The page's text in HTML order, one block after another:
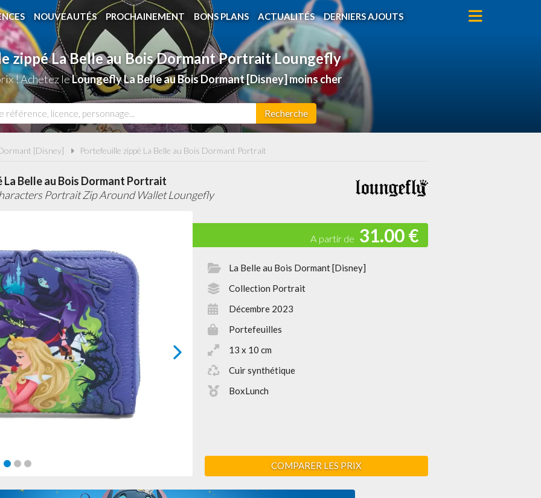
NOUVEAUTÉS PROCHAINEMENT BONS PLANS ACTUALITÉS DERNIERS AJOUTS
zippé La Belle au Bois Dormant Portrait Loungefly
! Achetez leLoungefly La Belle au Bois Dormant [Disney] moins cher
Recherche
[Disney] Portefeuille zippé La Belle au Bois Dormant Portrait
Belle au Bois Dormant Portrait
Portrait Zip Around Wallet Loungefly
La Belle au Bois Dormant [Disney]
Collection Portrait
Décembre 2023
Portefeuilles
13 x 10 cm
Cuir synthétique
BoxLunch
COMPARER LES PRIX
31.00 €